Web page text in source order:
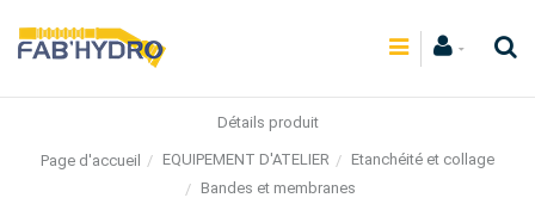
Détails produit
Page d'accueil EQUIPEMENT D'ATELIER
Etanchéité et collage
Bandes et membranes